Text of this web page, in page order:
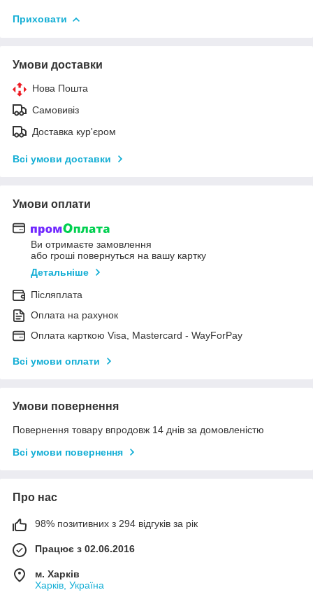
Приховати
Умови доставки
Нова Пошта
Самовивіз
Доставка кур'єром
Всі умови доставки
Умови оплати
Ви отримаєте замовлення
або гроші повернуться на вашу картку
Детальніше
Післяплата
Оплата на рахунок
Оплата карткою Visa, Mastercard - WayForPay
Всі умови оплати
Умови повернення
Повернення товару впродовж 14 днів за домовленістю
Всі умови повернення
Про нас
98% позитивних з 294 відгуків за рік
Працює з 02.06.2016
м. Харків
Харків, Україна